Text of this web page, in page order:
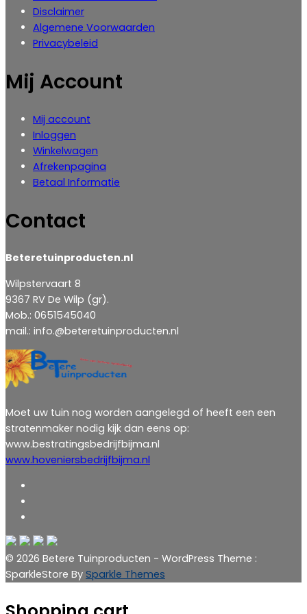
Disclaimer
Algemene Voorwaarden
Privacybeleid
Mij Account
Mij account
Inloggen
‎Winkelwagen
Afrekenpagina
Betaal Informatie
Contact
Beteretuinproducten.nl
Wilpstervaart 8
9367 RV De Wilp (gr).
Mob.: 0651545040
mail.: info.@beteretuinproducten.nl
Moet uw tuin nog worden aangelegd of heeft een een
stratenmaker nodig kijk dan eens op:
www.bestratingsbedrijfbijma.nl
www.hoveniersbedrijfbijma.nl
© 2026 Betere Tuinproducten - WordPress Theme :
SparkleStore By Sparkle Themes